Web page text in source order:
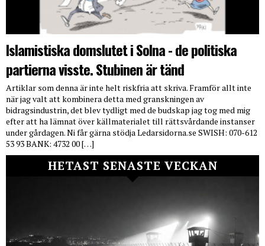
Islamistiska domslutet i Solna - de politiska
partierna visste. Stubinen är tänd
Artiklar som denna är inte helt riskfria att skriva. Framför allt inte
när jag valt att kombinera detta med granskningen av
bidragsindustrin, det blev tydligt med de budskap jag tog med mig
efter att ha lämnat över källmaterialet till rättsvårdande instanser
under gårdagen. Ni får gärna stödja Ledarsidorna.se SWISH: 070-612
53 93 BANK: 4732 00 […]
HETAST SENASTE VECKAN